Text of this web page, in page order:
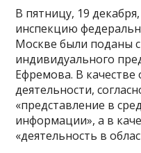
В пятницу, 19
инспекцию
Москве были поданы
индивидуального
Ефремова. В качестве
деятельности,
«представление в
информации», а в
«деятельность в